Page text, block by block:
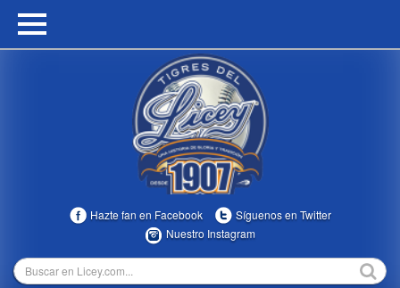
HOME
MULTIMEDIA
Hazte fan en Facebook
Síguenos en Twitter
Nuestro Instagram